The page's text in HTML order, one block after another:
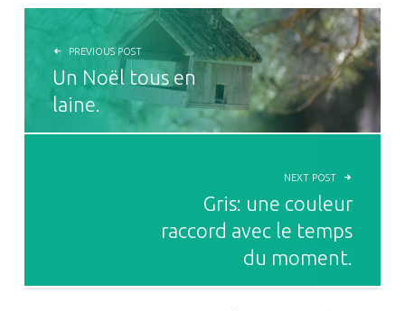
NAVIGATION DE L’ARTICLE
PREVIOUS POST
Un Noël tous en
laine.
NEXT POST
Gris: une couleur
raccord avec le temps
du moment.